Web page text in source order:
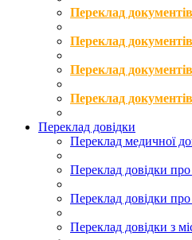
Переклад
Переклад
Переклад
Переклад
Переклад довідки
Переклад медичної
Переклад довідки
Переклад довідки про
Переклад довідки з